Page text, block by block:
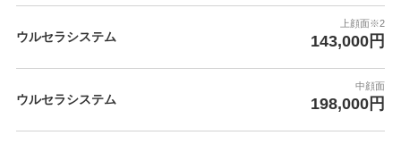
ウルセラシステム
上顔面※2
143,000円
ウルセラシステム
中顔面
198,000円